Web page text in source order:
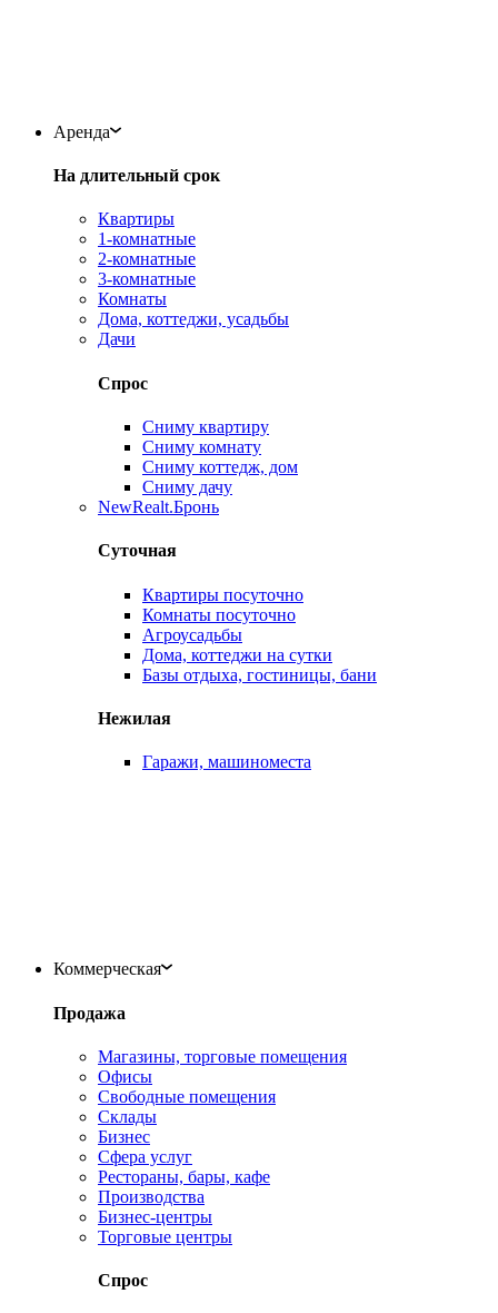
Аренда
На длительный срок
Квартиры
1-комнатные
2-комнатные
3-комнатные
Комнаты
Дома, коттеджи, усадьбы
Дачи
Спрос
Сниму квартиру
Сниму комнату
Сниму коттедж, дом
Сниму дачу
NewRealt.Бронь
Суточная
Квартиры посуточно
Комнаты посуточно
Агроусадьбы
Дома, коттеджи на сутки
Базы отдыха, гостиницы, бани
Нежилая
Гаражи, машиноместа
Коммерческая
Продажа
Магазины, торговые помещения
Офисы
Свободные помещения
Склады
Бизнес
Сфера услуг
Рестораны, бары, кафе
Производства
Бизнес-центры
Торговые центры
Спрос